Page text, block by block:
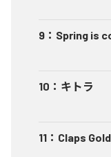
9 ： Spring is
10 ： キトラ
11 ： Claps Gold